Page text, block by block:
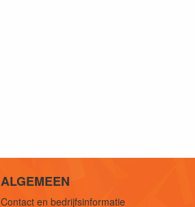
ALGEMEEN
Contact en bedrijfsinformatie